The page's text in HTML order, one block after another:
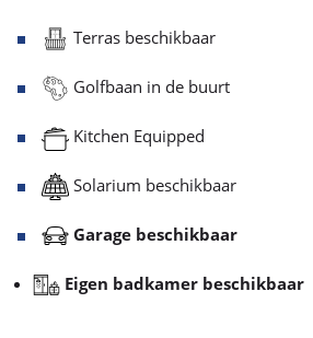
Terras beschikbaar
Golfbaan in de buurt
Kitchen Equipped
Solarium beschikbaar
Garage beschikbaar
Eigen badkamer beschikbaar